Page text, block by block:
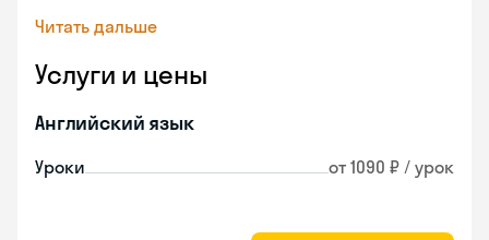
Читать дальше
Услуги и цены
Английский язык
Уроки от 1090 ₽ / урок